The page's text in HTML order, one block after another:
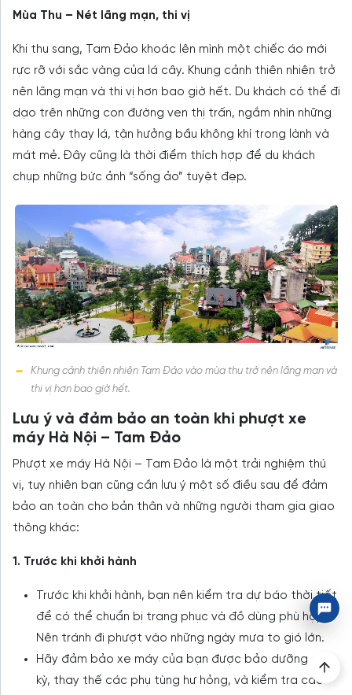
Mùa Thu – Nét lãng mạn, thi vị
Khi thu sang, Tam Đảo khoác lên mình một chiếc áo mới
rực rỡ với sắc vàng của lá cây. Khung cảnh thiên nhiên trở
nên lãng mạn và thi vị hơn bao giờ hết. Du khách có thể đi
dạo trên những con đường ven thị trấn, ngắm nhìn những
hàng cây thay lá, tận hưởng bầu không khí trong lành và
mát mẻ. Đây cũng là thời điểm thích hợp để du khách
chụp những bức ảnh “sống ảo” tuyệt đẹp.
Khung cảnh thiên nhiên Tam Đảo vào mùa thu trở nên lãng mạn và
thi vị hơn bao giờ hết.
Lưu ý và đảm bảo an toàn khi phượt xe
máy Hà Nội – Tam Đảo
Phượt xe máy Hà Nội – Tam Đảo là một trải nghiệm thú
vị, tuy nhiên bạn cũng cần lưu ý một số điều sau để đảm
bảo an toàn cho bản thân và những người tham gia giao
thông khác:
1. Trước khi khởi hành
Trước khi khởi hành, bạn nên kiểm tra dự báo thời tiết
để có thể chuẩn bị trang phục và đồ dùng phù hợp.
Nên tránh đi phượt vào những ngày mưa to gió lớn.
Hãy đảm bảo xe máy của bạn được bảo dưỡng định
kỳ, thay thế các phụ tùng hư hỏng, và kiểm tra các